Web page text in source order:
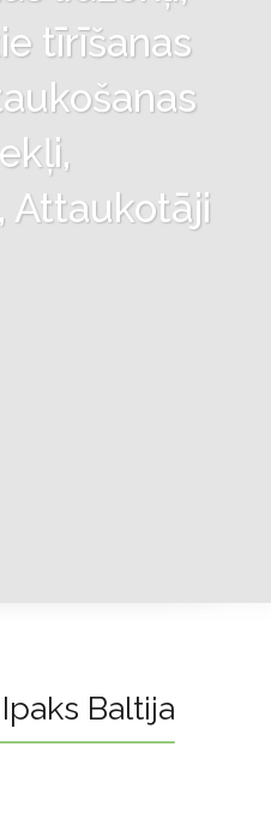
tīrīšanas
Attaukotāji
Baltija